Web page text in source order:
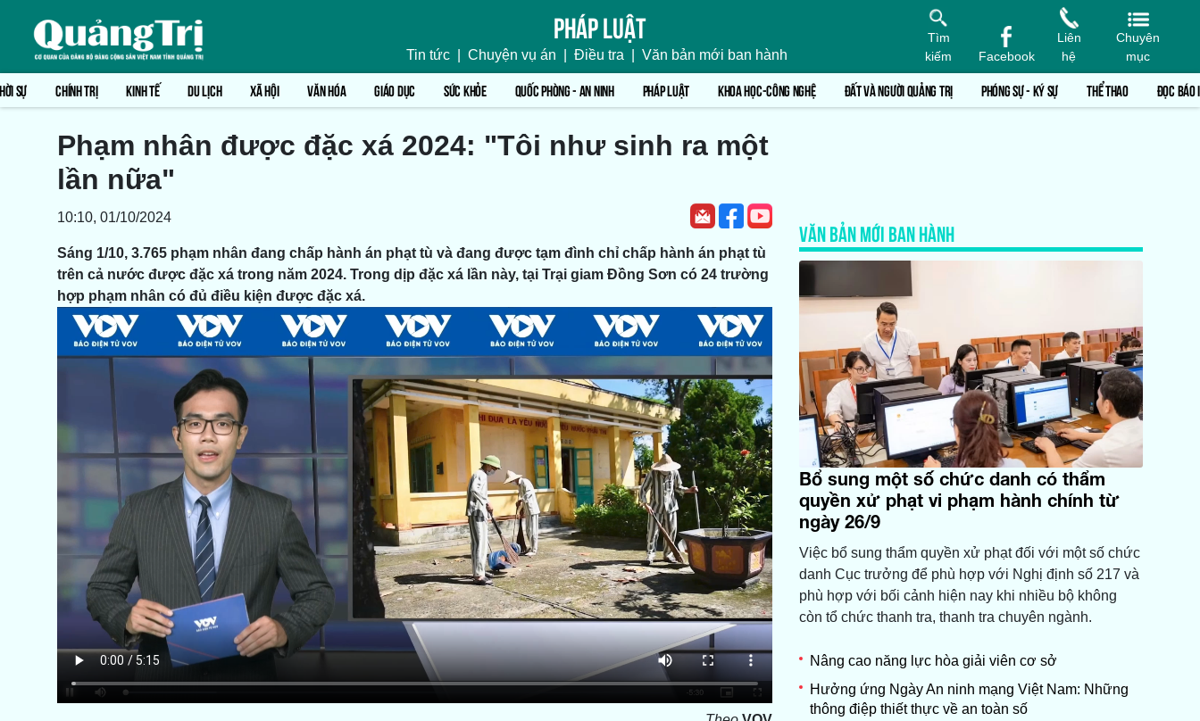
Pháp luật
Tin tức Chuyện vụ án Điều tra Văn bản mới ban hành
Tìm
kiếm
Facebook
Liên
hệ
Chuyên
mục
SỰ CHÍNH TRỊ KINH TẾ DU LỊCH XÃ HỘI VĂN HÓA GIÁO DỤC SỨC KHỎE QUỐC PHÒNG - AN NINH PHÁP LUẬT KHOA HỌC-CÔNG NGHỆ ĐẤT VÀ NGƯỜI QUẢNG TRỊ PHÓNG SỰ - KÝ SỰ THỂ THAO ĐỌC BÁO
Phạm nhân được đặc xá 2024: "Tôi như sinh ra một
lần nữa"
10:10, 01/10/2024
Sáng 1/10, 3.765 phạm nhân đang chấp hành án phạt tù và đang được tạm đình chỉ chấp hành án phạt tù
trên cả nước được đặc xá trong năm 2024. Trong dịp đặc xá lần này, tại Trại giam Đồng Sơn có 24 trường
hợp phạm nhân có đủ điều kiện được đặc xá.
VĂN BẢN MỚI BAN HÀNH
Bổ sung một số chức danh có thẩm
quyền xử phạt vi phạm hành chính từ
ngày 26/9
Việc bổ sung thẩm quyền xử phạt đối với một số chức
danh Cục trưởng để phù hợp với Nghị định số 217 và
phù hợp với bối cảnh hiện nay khi nhiều bộ không
còn tổ chức thanh tra, thanh tra chuyên ngành.
Nâng cao năng lực hòa giải viên cơ sở
Hưởng ứng Ngày An ninh mạng Việt Nam: Những
thông điệp thiết thực về an toàn số